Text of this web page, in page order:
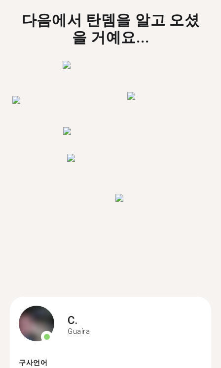
다음에서 탄뎀을 알고 오셨
을 거예요...
C.
Guaíra
구사언어